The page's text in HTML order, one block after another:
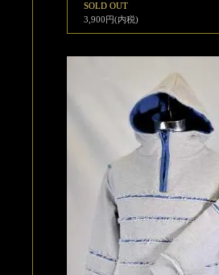
SOLD OUT
3,900円(内税)